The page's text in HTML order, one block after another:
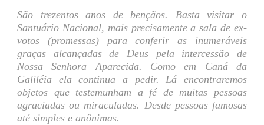
São trezentos anos de bençãos. Basta visitar o
Santuário Nacional, mais precisamente a sala de ex-
votos (promessas) para conferir as inumeráveis
graças alcançadas de Deus pela intercessão de
Nossa Senhora Aparecida. Como em Caná da
Galiléia ela continua a pedir. Lá encontraremos
objetos que testemunham a fé de muitas pessoas
agraciadas ou miraculadas. Desde pessoas famosas
até simples e anônimas.